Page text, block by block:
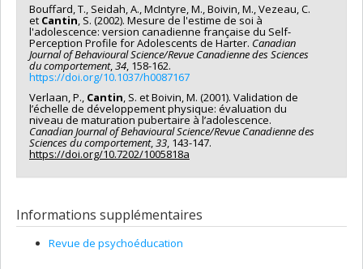
Bouffard, T., Seidah, A., McIntyre, M., Boivin, M., Vezeau, C.
et Cantin, S. (2002). Mesure de l'estime de soi à
l'adolescence: version canadienne française du Self-
Perception Profile for Adolescents de Harter. Canadian
Journal of Behavioural Science/Revue Canadienne des Sciences
du comportement,34, 158-162.
https://doi.org/10.1037/h0087167
Verlaan, P., Cantin, S. et Boivin, M. (2001). Validation de
l’échelle de développement physique: évaluation du
niveau de maturation pubertaire à l’adolescence.
Canadian Journal of Behavioural Science/Revue Canadienne des
Sciences du comportement,33, 143-147.
https://doi.org/10.7202/1005818a
Informations supplémentaires
Revue de psychoéducation